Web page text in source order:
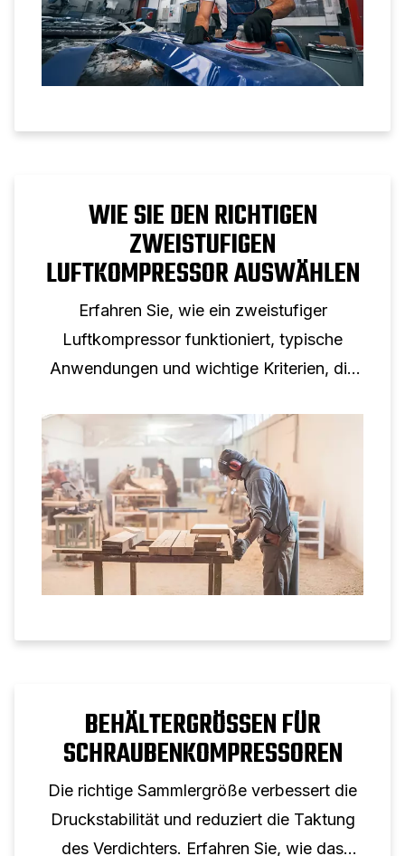
WIE SIE DEN RICHTIGEN
ZWEISTUFIGEN
LUFTKOMPRESSOR AUSWÄHLEN
Erfahren Sie, wie ein zweistufiger
Luftkompressor funktioniert, typische
Anwendungen und wichtige Kriterien, die
Kolbenkompressors für den
professionellen Einsatz zu berücksichtigen
sind.
BEHÄLTERGRÖSSEN FÜR S
CHRAUBENKOMPRESSOREN
Die richtige Sammlergröße verbessert die
Druckstabilität und reduziert die Taktung
des Verdichters. Erfahren Sie, wie das